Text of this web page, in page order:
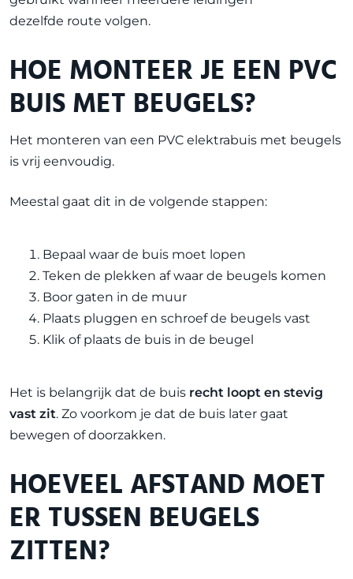
dezelfde route volgen.
HOE MONTEER JE EEN PVC
BUIS MET BEUGELS?
Het monteren van een PVC elektrabuis met beugels
is vrij eenvoudig.
Meestal gaat dit in de volgende stappen:
Bepaal waar de buis moet lopen
Teken de plekken af waar de beugels komen
Boor gaten in de muur
Plaats pluggen en schroef de beugels vast
Klik of plaats de buis in de beugel
Het is belangrijk dat de buis recht loopt en stevig
vast zit. Zo voorkom je dat de buis later gaat
bewegen of doorzakken.
HOEVEEL AFSTAND MOET
ER TUSSEN BEUGELS
ZITTEN?